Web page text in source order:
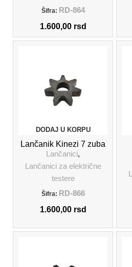
Šifra: RD-864
1.600,00 rsd
DODAJ U KORPU
Lančanik Kinezi 7 zuba
Lančanici,
Lančanici za električne
testere
Šifra: RD-866
1.600,00 rsd